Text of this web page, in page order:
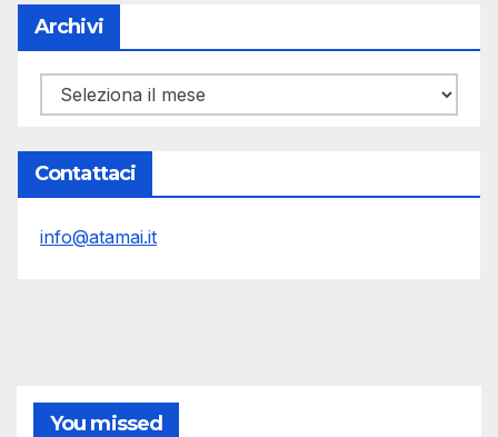
Archivi
Archivi
Contattaci
info@atamai.it
You missed